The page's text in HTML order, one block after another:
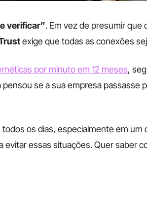
verificar”. Em vez de presumir que
exige que todas as conexões
por minuto em 12 meses,
pensou se a sua empresa passasse
os dias, especialmente em um
essas situações. Quer saber